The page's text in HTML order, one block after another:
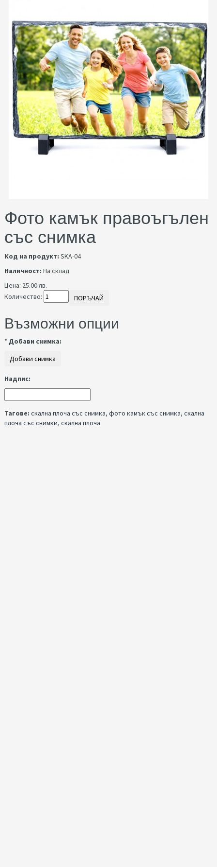
Фото камък правоъгълен
със снимка
Код на продукт: SKA-04
Наличност: На склад
Цена: 25.00 лв.
Количество:
ПОРЪЧАЙ
Възможни опции
* Добави снимка:
Надпис:
Тагове: скална плоча със снимка, фото камък със снимка, скална
плоча със снимки, скална плоча